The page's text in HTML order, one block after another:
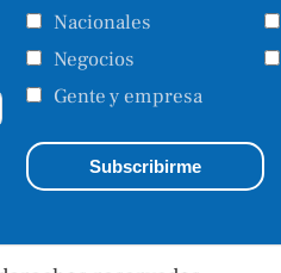
Nacionales
Negocios
Gente y empresa